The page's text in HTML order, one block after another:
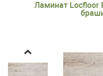
ОПЛАТА/ДОСТАВКА
КОНТАКТЫ
Ламинат Locfloor